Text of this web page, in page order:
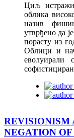
Циљ
облика
назив
утврђено да
порасту из
Облици и
еволуирали
REVISIONISM
NEGATION